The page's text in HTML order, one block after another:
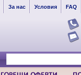
За нас Условия FAQ